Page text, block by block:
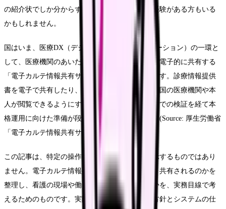
の紹介状でしか分からず、もどかしさを感じた経験がある方もいる
かもしれません。
国はいま、医療DX（デジタルトランスフォーメーション）の一環と
して、医療機関のあいだで患者さんの診療情報を電子的に共有する
「電子カルテ情報共有サービス」を整備しています。診療情報提供
書を電子で共有したり、患者さんの臨床情報を全国の医療機関や本
人が閲覧できるようにする仕組みで、モデル事業での検証を経て本
格運用に向けた準備が段階的に進められています(Source: 厚生労働省
「電子カルテ情報共有サービス」)。
この記事は、特定の操作手順や運用ルールを指示するものではあり
ません。電子カルテ情報共有サービスで「何が」共有されるのかを
整理し、看護の現場や働き方にどう関わりうるかを、実務目線で考
えるためのものです。実際の運用は、各施設の方針とシステムの仕